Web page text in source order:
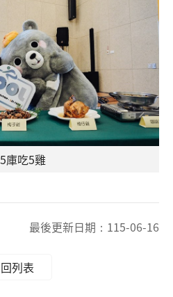
庫吃5雞
最後更新日期： 115-06-16
回列表